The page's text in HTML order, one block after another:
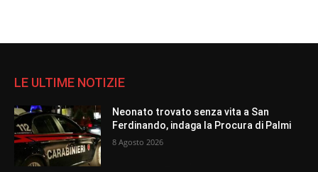
LE ULTIME NOTIZIE
Neonato trovato senza vita a San
Ferdinando, indaga la Procura di Palmi
8 Agosto 2026